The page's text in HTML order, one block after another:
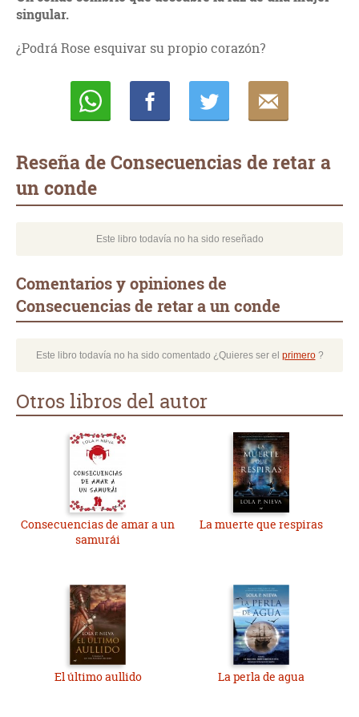
singular.
¿Podrá Rose esquivar su propio corazón?
Reseña de Consecuencias de retar a
un conde
Este libro todavía no ha sido reseñado
Comentarios y opiniones de
Consecuencias de retar a un conde
Este libro todavía no ha sido comentado ¿Quieres ser el primero?
Otros libros del autor
Consecuencias de amar a un
samurái
La muerte que respiras
El último aullido La perla de agua